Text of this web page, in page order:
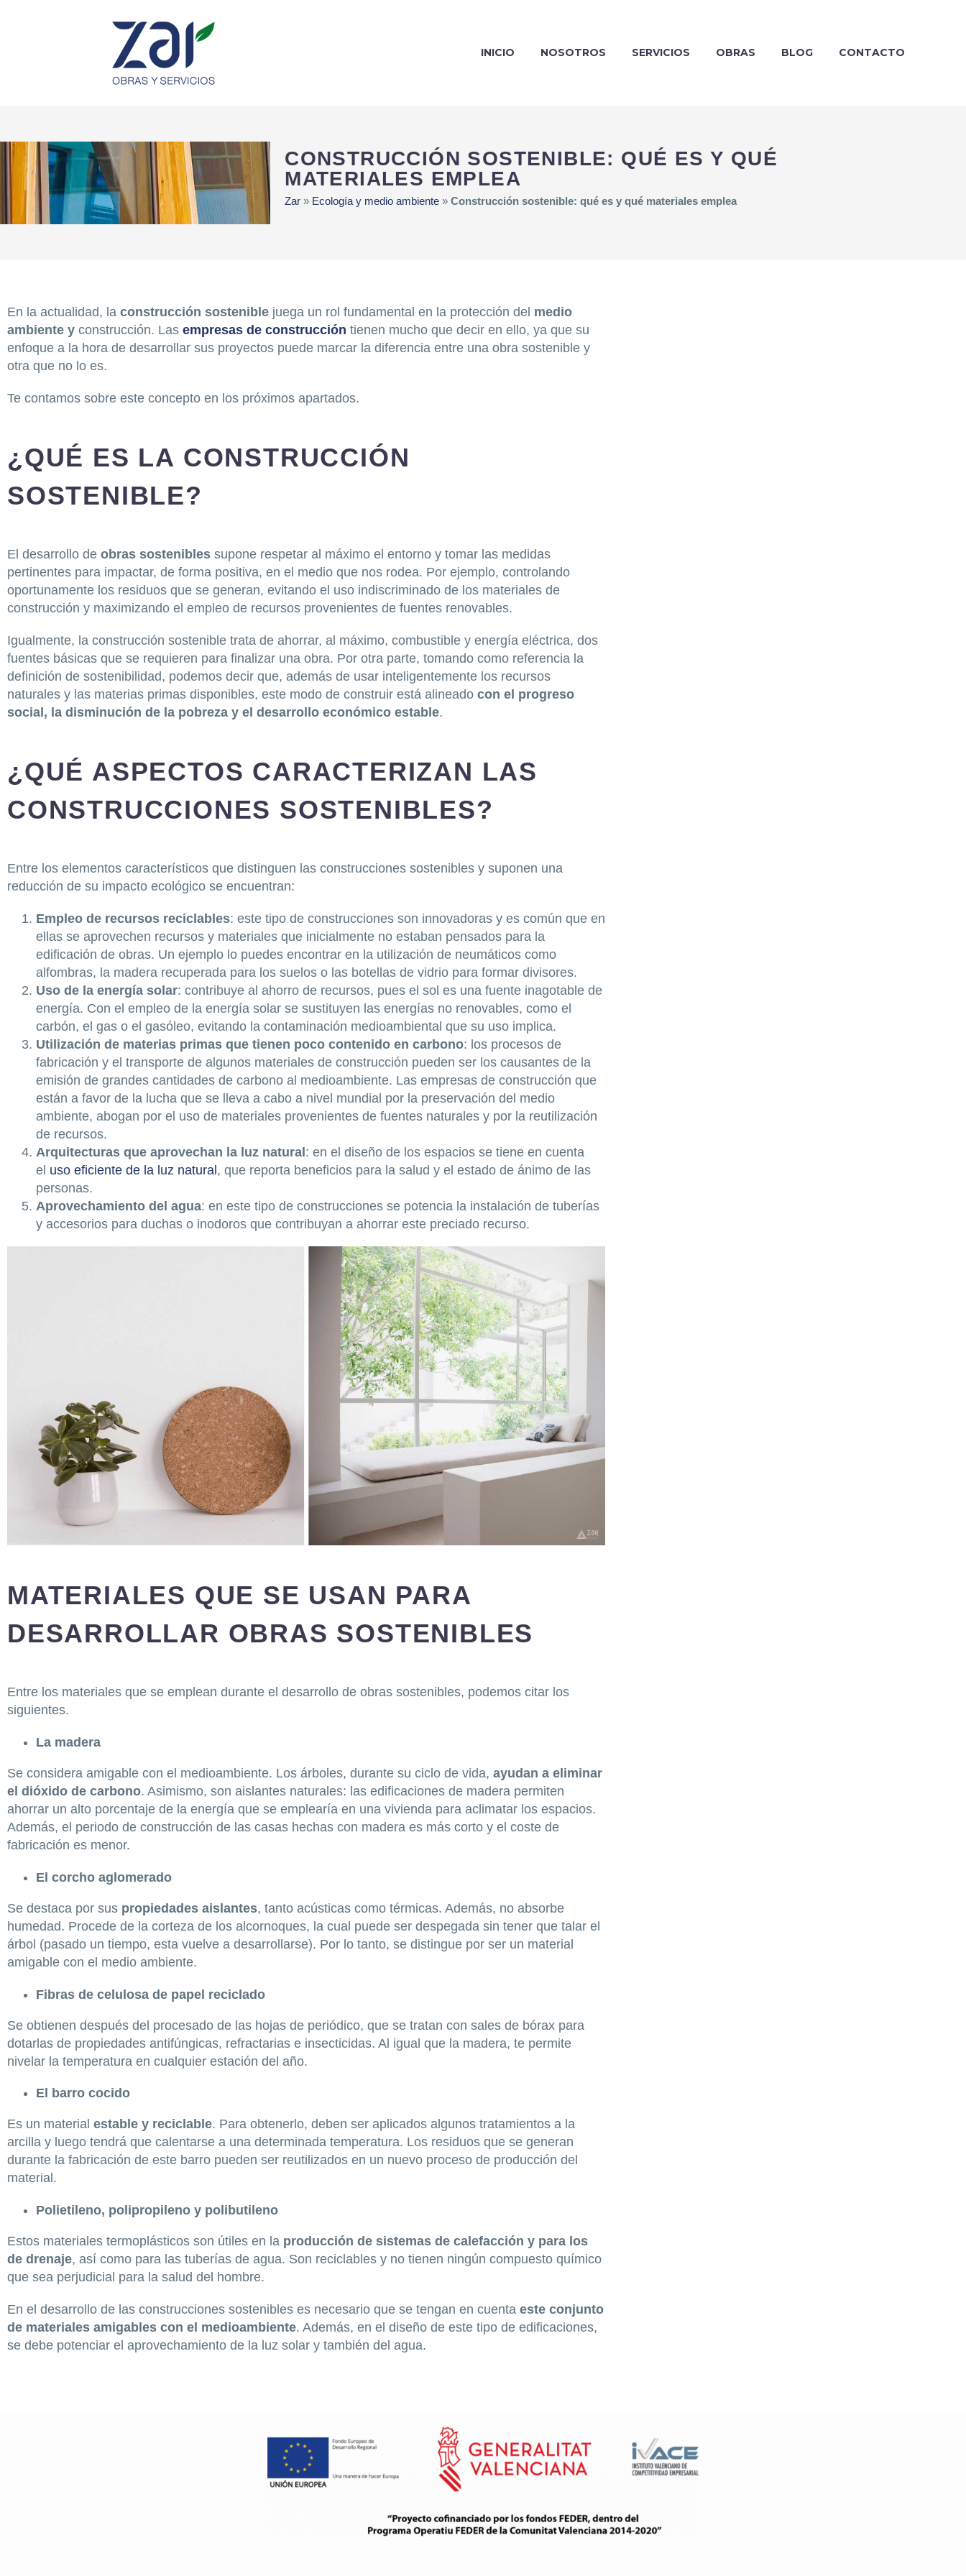
INICIO NOSOTROS SERVICIOS OBRAS BLOG CONTACTO
CONSTRUCCIÓN SOSTENIBLE: QUÉ ES Y QUÉ
MATERIALES EMPLEA
Zar » Ecología y medio ambiente »Construcción sostenible: qué es y qué materiales emplea
En la actualidad, la construcción sostenible juega un rol fundamental en la protección del medio
ambiente y construcción. Las empresas de construcción tienen mucho que decir en ello, ya que su
enfoque a la hora de desarrollar sus proyectos puede marcar la diferencia entre una obra sostenible y
otra que no lo es.
Te contamos sobre este concepto en los próximos apartados.
¿QUÉ ES LA CONSTRUCCIÓN
SOSTENIBLE?
El desarrollo de obras sostenibles supone respetar al máximo el entorno y tomar las medidas
pertinentes para impactar, de forma positiva, en el medio que nos rodea. Por ejemplo, controlando
oportunamente los residuos que se generan, evitando el uso indiscriminado de los materiales de
construcción y maximizando el empleo de recursos provenientes de fuentes renovables.
Igualmente, la construcción sostenible trata de ahorrar, al máximo, combustible y energía eléctrica, dos
fuentes básicas que se requieren para finalizar una obra. Por otra parte, tomando como referencia la
definición de sostenibilidad, podemos decir que, además de usar inteligentemente los recursos
naturales y las materias primas disponibles, este modo de construir está alineado con el progreso
social, la disminución de la pobreza y el desarrollo económico estable.
¿QUÉ ASPECTOS CARACTERIZAN LAS
CONSTRUCCIONES SOSTENIBLES?
Entre los elementos característicos que distinguen las construcciones sostenibles y suponen una
reducción de su impacto ecológico se encuentran:
Empleo de recursos reciclables: este tipo de construcciones son innovadoras y es común que en
ellas se aprovechen recursos y materiales que inicialmente no estaban pensados para la
edificación de obras. Un ejemplo lo puedes encontrar en la utilización de neumáticos como
alfombras, la madera recuperada para los suelos o las botellas de vidrio para formar divisores.
Uso de la energía solar: contribuye al ahorro de recursos, pues el sol es una fuente inagotable de
energía. Con el empleo de la energía solar se sustituyen las energías no renovables, como el
carbón, el gas o el gasóleo, evitando la contaminación medioambiental que su uso implica.
Utilización de materias primas que tienen poco contenido en carbono: los procesos de
fabricación y el transporte de algunos materiales de construcción pueden ser los causantes de la
emisión de grandes cantidades de carbono al medioambiente. Las empresas de construcción que
están a favor de la lucha que se lleva a cabo a nivel mundial por la preservación del medio
ambiente, abogan por el uso de materiales provenientes de fuentes naturales y por la reutilización
de recursos.
Arquitecturas que aprovechan la luz natural : en el diseño de los espacios se tiene en cuenta
el uso eficiente de la luz natural , que reporta beneficios para la salud y el estado de ánimo de las
personas.
Aprovechamiento del agua: en este tipo de construcciones se potencia la instalación de tuberías
y accesorios para duchas o inodoros que contribuyan a ahorrar este preciado recurso.
MATERIALES QUE SE USAN PARA
DESARROLLAR OBRAS SOSTENIBLES
Entre los materiales que se emplean durante el desarrollo de obras sostenibles, podemos citar los
siguientes.
La madera
Se considera amigable con el medioambiente. Los árboles, durante su ciclo de vida, ayudan a eliminar
el dióxido de carbono. Asimismo, son aislantes naturales: las edificaciones de madera permiten
ahorrar un alto porcentaje de la energía que se emplearía en una vivienda para aclimatar los espacios.
Además, el periodo de construcción de las casas hechas con madera es más corto y el coste de
fabricación es menor.
El corcho aglomerado
Se destaca por sus propiedades aislantes, tanto acústicas como térmicas. Además, no absorbe
humedad. Procede de la corteza de los alcornoques, la cual puede ser despegada sin tener que talar el
árbol (pasado un tiempo, esta vuelve a desarrollarse). Por lo tanto, se distingue por ser un material
amigable con el medio ambiente.
Fibras de celulosa de papel reciclado
Se obtienen después del procesado de las hojas de periódico, que se tratan con sales de bórax para
dotarlas de propiedades antifúngicas, refractarias e insecticidas. Al igual que la madera, te permite
nivelar la temperatura en cualquier estación del año.
El barro cocido
Es un material estable y reciclable. Para obtenerlo, deben ser aplicados algunos tratamientos a la
arcilla y luego tendrá que calentarse a una determinada temperatura. Los residuos que se generan
durante la fabricación de este barro pueden ser reutilizados en un nuevo proceso de producción del
material.
Polietileno, polipropileno y polibutileno
Estos materiales termoplásticos son útiles en la producción de sistemas de calefacción y para los
de drenaje, así como para las tuberías de agua. Son reciclables y no tienen ningún compuesto químico
que sea perjudicial para la salud del hombre.
En el desarrollo de las construcciones sostenibles es necesario que se tengan en cuenta este conjunto
de materiales amigables con el medioambiente. Además, en el diseño de este tipo de edificaciones,
se debe potenciar el aprovechamiento de la luz solar y también del agua.